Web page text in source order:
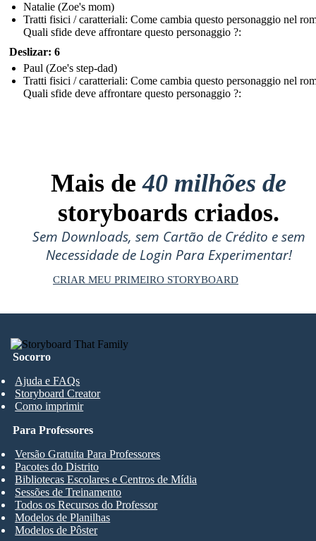
Natalie (Zoe's mom)
Tratti fisici / caratteriali: Come cambia questo personaggio nel
Quali sfide deve affrontare questo personaggio ?:
Deslizar: 6
Paul (Zoe's step-dad)
Tratti fisici / caratteriali: Come cambia questo personaggio nel
Quali sfide deve affrontare questo personaggio ?:
Mais de40 milhões de
storyboards criados.
Sem Downloads, sem Cartão de Crédito e sem
Necessidade de Login Para Experimentar!
CRIAR MEU PRIMEIRO STORYBOARD
Socorro
Ajuda e FAQs
Storyboard Creator
Como imprimir
Para Professores
Versão Gratuita Para Professores
Pacotes do Distrito
Bibliotecas Escolares e Centros de Mídia
Sessões de Treinamento
Todos os Recursos do Professor
Modelos de Planilhas
Modelos de Pôster